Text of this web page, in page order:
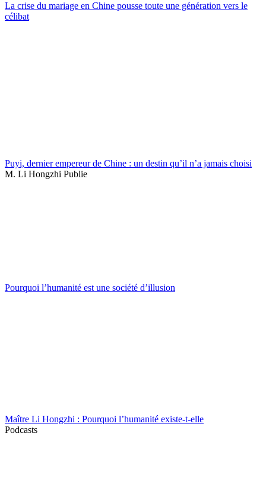
La crise du mariage en Chine pousse toute une génération vers le
célibat
Puyi, dernier empereur de Chine : un destin qu’il n’a jamais choisi
M. Li Hongzhi Publie
Pourquoi l’humanité est une société d’illusion
Maître Li Hongzhi : Pourquoi l’humanité existe-t-elle
Podcasts